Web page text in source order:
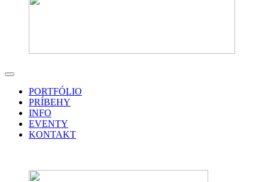
PORTFÓLIO
PRÍBEHY
INFO
EVENTY
KONTAKT